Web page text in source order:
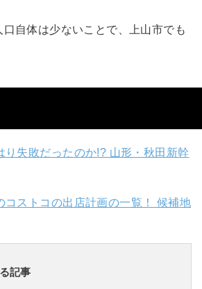
自体は少ないことで、上山市でも
り失敗だったのか!? 山形・秋田新幹
コストコの出店計画の一覧！ 候補地
記事